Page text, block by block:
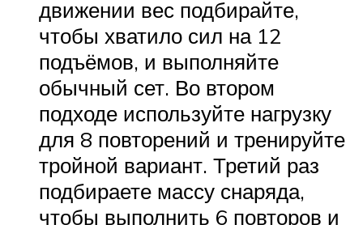
движении вес подбирайте,
чтобы хватило сил на 12
подъёмов, и выполняйте
обычный сет. Во втором
подходе используйте нагрузку
для 8 повторений и тренируйте
тройной вариант. Третий раз
подбираете массу снаряда,
чтобы выполнить 6 повторов и